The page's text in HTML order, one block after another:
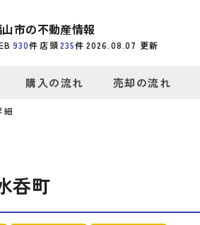
市の不動産情報
930件 店頭235件 2026.08.07 更新
購入の流れ 売却の流れ
細
呑町